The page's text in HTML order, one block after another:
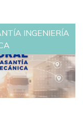
INGENIERÍA